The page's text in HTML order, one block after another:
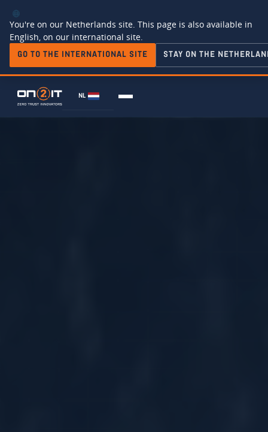
You're on our Netherlands site. This page is also available in
English, on our international site.
GO TO THE INTERNATIONAL SITE STAY ON THE
NL